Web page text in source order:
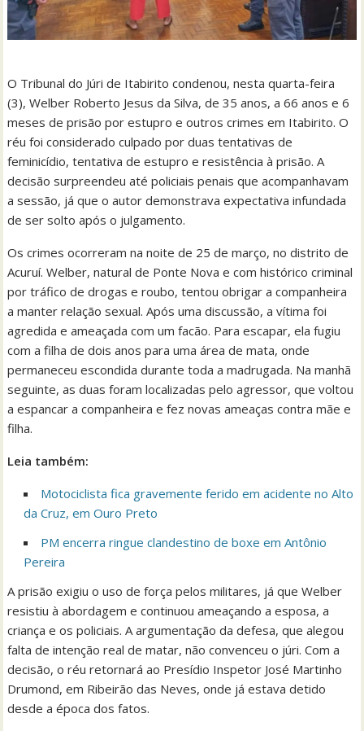
O Tribunal do Júri de Itabirito condenou, nesta quarta-feira
(3), Welber Roberto Jesus da Silva, de 35 anos, a 66 anos e 6
meses de prisão por estupro e outros crimes em Itabirito. O
réu foi considerado culpado por duas tentativas de
feminicídio, tentativa de estupro e resistência à prisão. A
decisão surpreendeu até policiais penais que acompanhavam
a sessão, já que o autor demonstrava expectativa infundada
de ser solto após o julgamento.
Os crimes ocorreram na noite de 25 de março, no distrito de
Acuruí. Welber, natural de Ponte Nova e com histórico criminal
por tráfico de drogas e roubo, tentou obrigar a companheira
a manter relação sexual. Após uma discussão, a vítima foi
agredida e ameaçada com um facão. Para escapar, ela fugiu
com a filha de dois anos para uma área de mata, onde
permaneceu escondida durante toda a madrugada. Na manhã
seguinte, as duas foram localizadas pelo agressor, que voltou
a espancar a companheira e fez novas ameaças contra mãe e
filha.
Leia também:
Motociclista fica gravemente ferido em acidente no Alto
da Cruz, em Ouro Preto
PM encerra ringue clandestino de boxe em Antônio
Pereira
A prisão exigiu o uso de força pelos militares, já que Welber
resistiu à abordagem e continuou ameaçando a esposa, a
criança e os policiais. A argumentação da defesa, que alegou
falta de intenção real de matar, não convenceu o júri. Com a
decisão, o réu retornará ao Presídio Inspetor José Martinho
Drumond, em Ribeirão das Neves, onde já estava detido
desde a época dos fatos.